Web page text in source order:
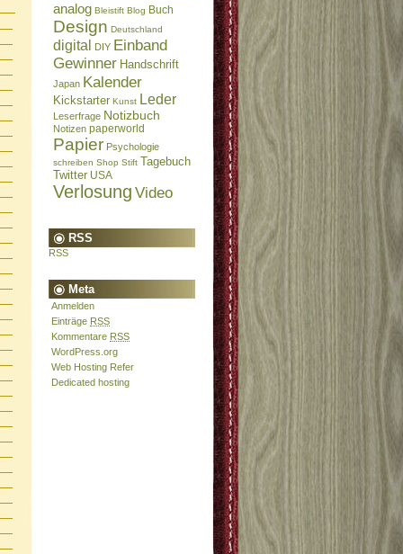
analog Bleistift Blog Buch
Design Deutschland
digital DIY Einband
Gewinner Handschrift
Japan Kalender
Kickstarter Kunst Leder
Leserfrage Notizbuch
Notizen paperworld
Papier Psychologie
schreiben Shop Stift Tagebuch
Twitter USA
Verlosung Video
RSS
RSS
Meta
Anmelden
Einträge RSS
Kommentare RSS
WordPress.org
Web Hosting Refer
Dedicated hosting